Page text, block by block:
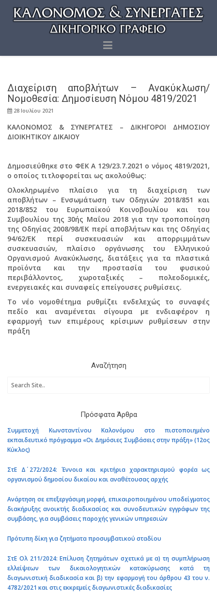
Διαχείριση αποβλήτων – Ανακύκλωση/
Νομοθεσία: Δημοσίευση Νόμου 4819/2021
28 Ιουλίου 2021
ΚΑΛΟΝΟΜΟΣ & ΣΥΝΕΡΓΑΤΕΣ – ΔΙΚΗΓΟΡΟΙ ΔΗΜΟΣΙΟΥ
ΔΙΟΙΚΗΤΙΚΟΥ ΔΙΚΑΙΟΥ
Δημοσιεύθηκε στο ΦΕΚ Α 129/23.7.2021 ο νόμος 4819/2021,
ο οποίος τιτλοφορείται ως ακολούθως:
Ολοκληρωμένο πλαίσιο για τη διαχείριση των
αποβλήτων – Ενσωμάτωση των Οδηγιών 2018/851 και
2018/852 του Ευρωπαϊκού Κοινοβουλίου και του
Συμβουλίου της 30ής Μαΐου 2018 για την τροποποίηση
της Οδηγίας 2008/98/ΕΚ περί αποβλήτων και της Οδηγίας
94/62/ΕΚ περί συσκευασιών και απορριμμάτων
συσκευασιών, πλαίσιο οργάνωσης του Ελληνικού
Οργανισμού Ανακύκλωσης, διατάξεις για τα πλαστικά
προϊόντα και την προστασία του φυσικού
περιβάλλοντος, χωροταξικές – πολεοδομικές,
ενεργειακές και συναφείς επείγουσες ρυθμίσεις.
To νέο νομοθέτημα ρυθμίζει ενδελεχώς το συναφές
πεδίο και αναμένεται σίγουρα με ενδιαφέρον η
εφαρμογή των επιμέρους κρίσιμων ρυθμίσεων στην
πράξη
Αναζήτηση
Πρόσφατα Άρθρα
Συμμετοχή Κωνσταντίνου Καλονόμου στο πιστοποιημένο
εκπαιδευτικό πρόγραμμα «Οι Δημόσιες Συμβάσεις στην πράξη» (12ος
Κύκλος)
ΣτΕ Δ΄ 272/2024: Έννοια και κριτήρια χαρακτηρισμού φορέα ως
οργανισμού δημοσίου δικαίου και αναθέτουσας αρχής
Ανάρτηση σε επεξεργάσιμη μορφή, επικαιροποιημένου υποδείγματος
διακήρυξης ανοικτής διαδικασίας και συνοδευτικών εγγράφων της
συμβάσης, για συμβάσεις παροχής γενικών υπηρεσιών
Πρότυπη δίκη για ζητήματα προσυμβατικού σταδίου
ΣτΕ Ολ 211/2024: Επίλυση ζητημάτων σχετικά με α) τη συμπλήρωση
ελλείψεων των δικαιολογητικών κατακύρωσης κατά τη
διαγωνιστική διαδικασία και β) την εφαρμογή του άρθρου 43 του ν.
4782/2021 και στις εκκρεμείς διαγωνιστικές διαδικασίες